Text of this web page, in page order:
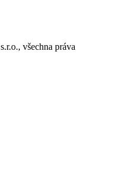
všechna práva